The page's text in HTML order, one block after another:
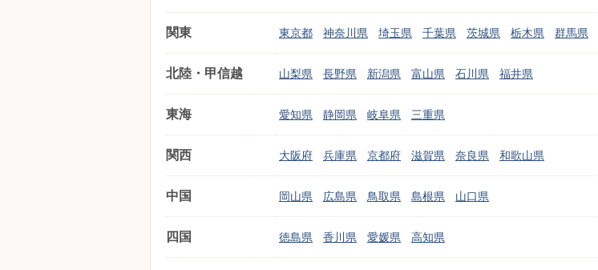
関東 東京都 神奈川県 埼玉県 千葉県 茨城県 栃木県 群馬県
北陸・甲信越 山梨県 長野県 新潟県 富山県 石川県 福井県
東海 愛知県 静岡県 岐阜県 三重県
関西 大阪府 兵庫県 京都府 滋賀県 奈良県 和歌山県
中国 岡山県 広島県 鳥取県 島根県 山口県
四国 徳島県 香川県 愛媛県 高知県